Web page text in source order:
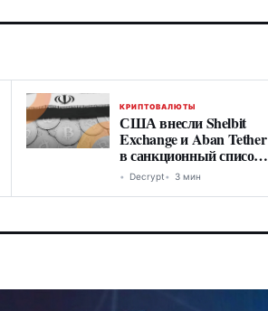
КРИПТОВАЛЮТЫ
США внесли Shelbit
Exchange и Aban Tether
в санкционный список
из-за связей с Ираном
Decrypt 3 мин